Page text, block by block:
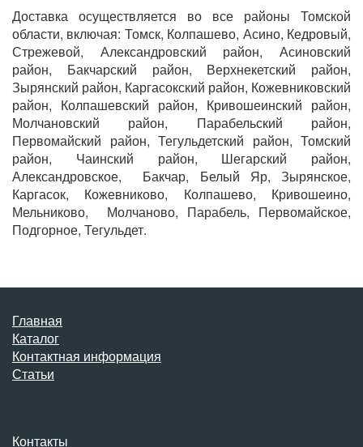
Доставка осуществляется во все районы Томской
области, включая: Томск, Колпашево, Асино, Кедровый,
Стрежевой, Александровский район, Асиновский
район, Бакчарский район, Верхнекетский район,
Зырянский район, Каргасокский район, Кожевниковский
район, Колпашевский район, Кривошеинский район,
Молчановский район, Парабельский район,
Первомайский район, Тегульдетский район, Томский
район, Чаинский район, Шегарский район,
Александровское, Бакчар, Белый Яр, Зырянское,
Каргасок, Кожевниково, Колпашево, Кривошеино,
Мельниково, Молчаново, Парабель, Первомайское,
Подгорное, Тегульдет.
Главная
Каталог
Контактная информация
Статьи
Контакты